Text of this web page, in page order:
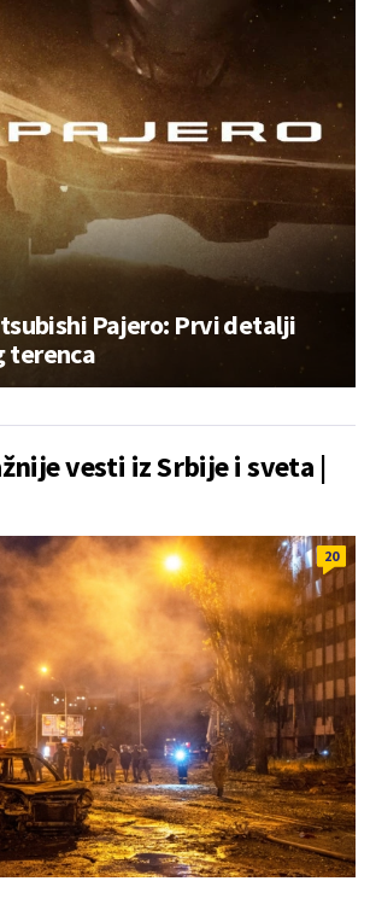
Pajero: Prvi detalji
terenca
vesti iz Srbije i sveta |
20